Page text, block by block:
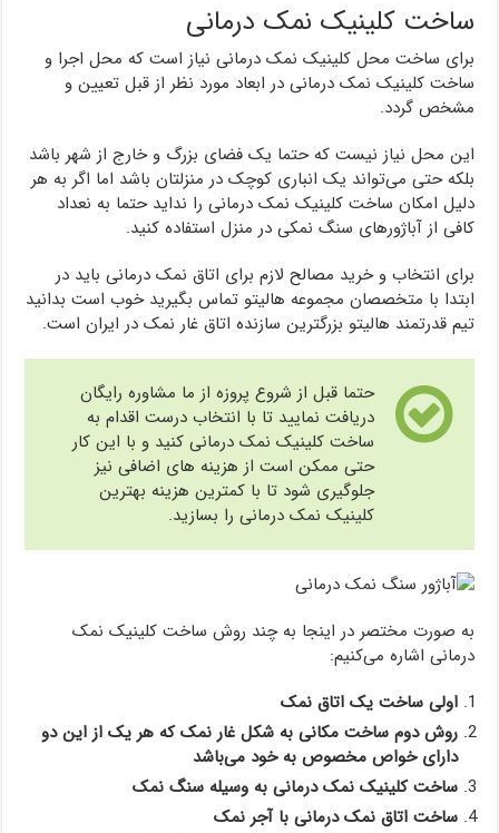
ساخت کلینیک نمک درمانی
برای ساخت محل کلینیک نمک درمانی نیاز است که محل اجرا و
ساخت کلینیک نمک درمانی در ابعاد مورد نظر از قبل تعیین و
مشخص گردد.
این محل نیاز نیست که حتما یک فضای بزرگ و خارج از شهر باشد
بلکه حتی می‌تواند یک انباری کوچک در منزلتان باشد اما اگر به هر
دلیل امکان ساخت کلینیک نمک درمانی را نداید حتما به نعداد
کافی از آباژورهای سنگ نمکی در منزل استفاده کنید.
برای انتخاب و خرید مصالح لازم برای اتاق نمک درمانی باید در
ابتدا با متخصصان مجموعه هالیتو تماس بگیرید خوب است بدانید
تیم قدرتمند هالیتو بزرگترین سازنده اتاق غار نمک در ایران است.
حتما قبل از شروع پروزه از ما مشاوره رایگان
دریافت نمایید تا با انتخاب درست اقدام به
ساخت کلینیک نمک درمانی کنید و با این کار
حتی ممکن است از هزینه های اضافی نیز
جلوگیری شود تا با کمترین هزینه بهترین
کلینیک نمک درمانی را بسازید.
به صورت مختصر در اینجا به چند روش ساخت کلینیک نمک
درمانی اشاره می‌کنیم:
اولی ساخت یک اتاق نمک
روش دوم ساخت مکانی به شکل غار نمک که هر یک از این دو
دارای خواص مخصوص به خود می‌باشد
ساخت کلینیک نمک درمانی به وسیله سنگ نمک
ساخت اتاق نمک درمانی با آجر نمک